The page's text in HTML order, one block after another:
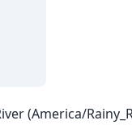
(America/